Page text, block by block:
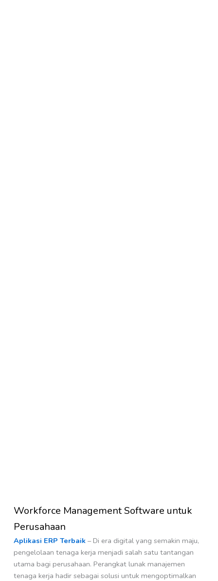
Workforce Management Software untuk
Perusahaan
Aplikasi ERP Terbaik– Di era digital yang semakin maju,
pengelolaan tenaga kerja menjadi salah satu tantangan
utama bagi perusahaan. Perangkat lunak manajemen
tenaga kerja hadir sebagai solusi untuk mengoptimalkan